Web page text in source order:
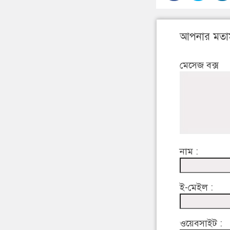
আপনার
মেসেজ বক্স
নাম :
ই-মেইল :
ওয়েবসাইট :